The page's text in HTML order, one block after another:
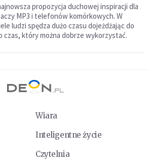
propozycja duchowej inspiracji dla
MP3 i telefonów komórkowych. W
ludzi spędza dużo czasu dojeżdżając do
czas, który można dobrze wykorzystać.
Wiara
Inteligentne życie
Czytelnia